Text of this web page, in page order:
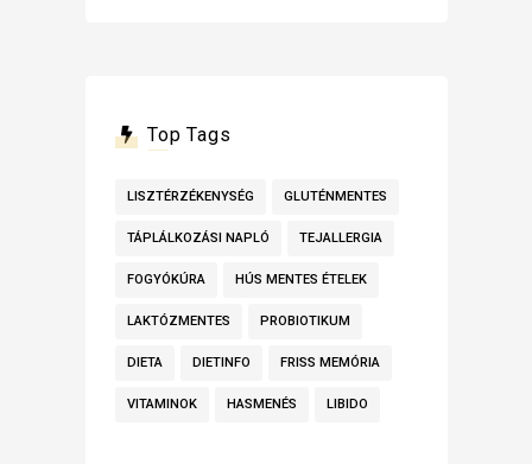
Top Tags
LISZTÉRZÉKENYSÉG GLUTÉNMENTES
TÁPLÁLKOZÁSI NAPLÓ TEJALLERGIA
FOGYÓKÚRA HÚS MENTES ÉTELEK
LAKTÓZMENTES PROBIOTIKUM
DIETA DIETINFO FRISS MEMÓRIA
VITAMINOK HASMENÉS LIBIDO